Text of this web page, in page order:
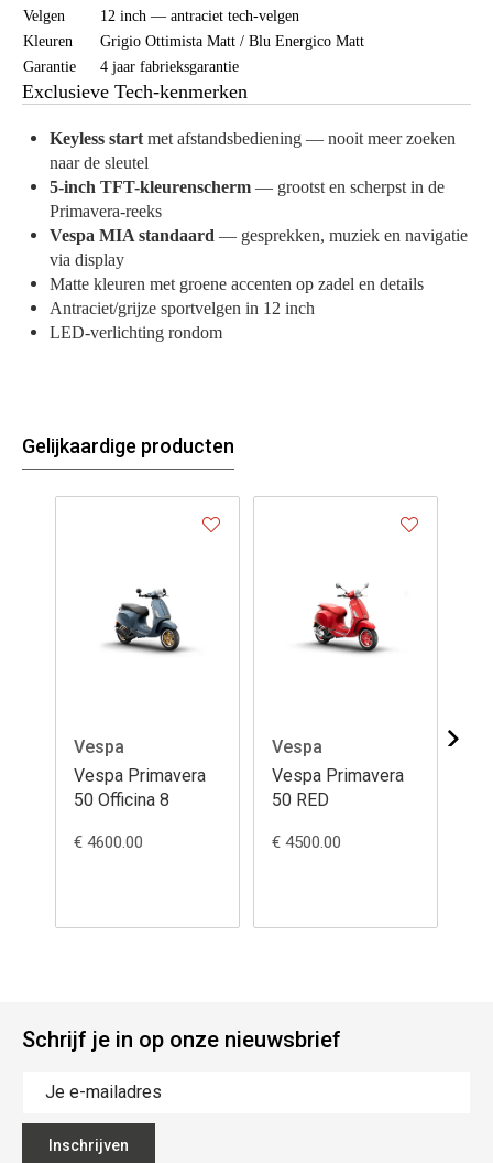
Velgen
12 inch — antraciet tech-velgen
Kleuren
Grigio Ottimista Matt / Blu Energico Matt
Garantie
4 jaar fabrieksgarantie
Exclusieve Tech-kenmerken
Keyless start met afstandsbediening — nooit meer zoeken
naar de sleutel
5-inch TFT-kleurenscherm — grootst en scherpst in de
Primavera-reeks
Vespa MIA standaard — gesprekken, muziek en navigatie
via display
Matte kleuren met groene accenten op zadel en details
Antraciet/grijze sportvelgen in 12 inch
LED-verlichting rondom
Gelijkaardige producten
Vespa
Vespa Primavera
50 Officina 8
€ 4600.00
Vespa
Vespa Primavera
50 RED
€ 4500.00
Schrijf je in op onze nieuwsbrief
Inschrijven